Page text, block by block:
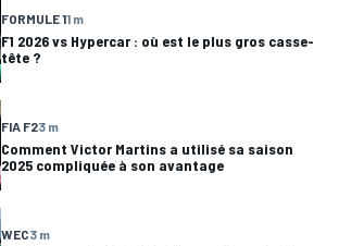
FORMULE 11 m
F1 2026 vs Hypercar : où est le plus gros casse-
tête ?
FIA F23 m
Comment Victor Martins a utilisé sa saison
2025 compliquée à son avantage
WEC3 m